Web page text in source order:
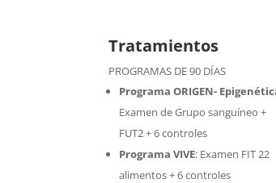
Tratamientos
PROGRAMAS DE 90 DÍAS
Programa ORIGEN-
Examen de Grupo sanguíneo +
FUT2 + 6 controles
Programa VIVE: Examen FIT 22
alimentos + 6 controles